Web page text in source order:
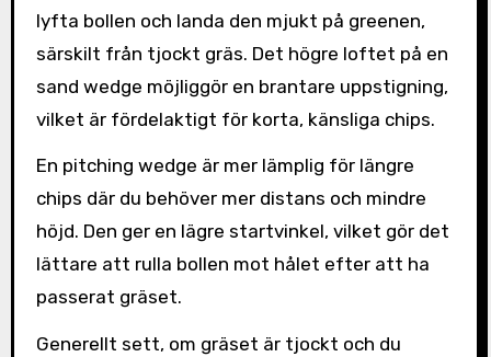
lyfta bollen och landa den mjukt på greenen,
särskilt från tjockt gräs. Det högre loftet på en
sand wedge möjliggör en brantare uppstigning,
vilket är fördelaktigt för korta, känsliga chips.
En pitching wedge är mer lämplig för längre
chips där du behöver mer distans och mindre
höjd. Den ger en lägre startvinkel, vilket gör det
lättare att rulla bollen mot hålet efter att ha
passerat gräset.
Generellt sett, om gräset är tjockt och du